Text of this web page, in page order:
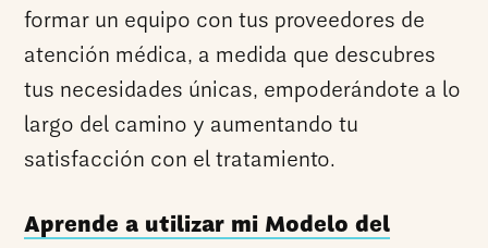
formar un equipo con tus proveedores de
atención médica, a medida que descubres
tus necesidades únicas, empoderándote a lo
largo del camino y aumentando tu
satisfacción con el tratamiento.
Aprende a utilizar mi Modelo del